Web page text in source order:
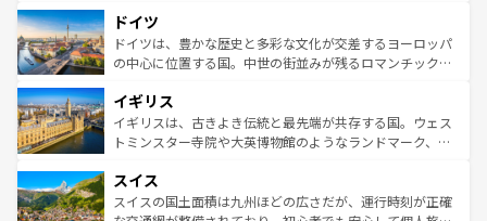
せる。地方によって風土や気候が異なるスペインはその個
性で訪れる人を魅了する。 なお、新着のスペイン情報は コ
ンテンツ一覧を参照してほしい。
で、幅広い魅力が詰まっている。華麗な宮殿、歴史的な大
聖堂、美しいビーチ、そして豊かな自然が、訪れる者を心
から魅了する。また、フランスは美食の国としても知ら
いる。シャンパンの発祥地であるランス、プロヴァンスの
香り高いラベンダー畑など、多彩な楽しみ方が可能だ。さ
らに、パリ以外の地域にも魅力が溢れており、どの街角に
れる地方に足を運ぶとそれぞれで全く異なる文化を体験で
きるだろう。 なお、新着のフランス情報はコンテンツ一覧
を参照してほしい。
ドイツ
ドイツは、豊かな歴史と多彩な文化が交差するヨーロッパ
の中心に位置する国。中世の街並みが残るロマンチック街
顔を持つこの国は、どこを歩いても飽きることがない。ベ
ルリンの文化的活気、バイエルン州のアルプスの絶景、そ
してライン川沿いのワイン畑といった風景は必見。ビール
は、お酒好きな人にはぜひ体験してほしい。 なお、新着の
ドイツ情報はコンテンツ一覧を参照してほしい。
イギリス
イギリスは、古きよき伝統と最先端が共存する国。ウェス
トミンスター寺院や大英博物館のようなランドマーク、歴
リアごとに異なる魅力がある。また、優雅なアフタヌーン
ティー、ビール好きにはたまらない英国パブ、サッカー観
スイス
スイスの国土面積は九州ほどの広さだが、運行時刻が正確